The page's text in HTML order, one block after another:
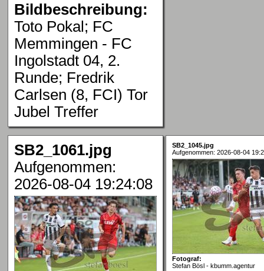
Bildbeschreibung:
Toto Pokal; FC
Memmingen - FC
Ingolstadt 04, 2.
Runde; Fredrik
Carlsen (8, FCI) Tor
Jubel Treffer
SB2_1061.jpg
Aufgenommen:
2026-08-04 19:24:08
SB2_1045.jpg
Aufgenommen: 2026-08-04
Fotograf:
Stefan Bösl - kbumm.agentur